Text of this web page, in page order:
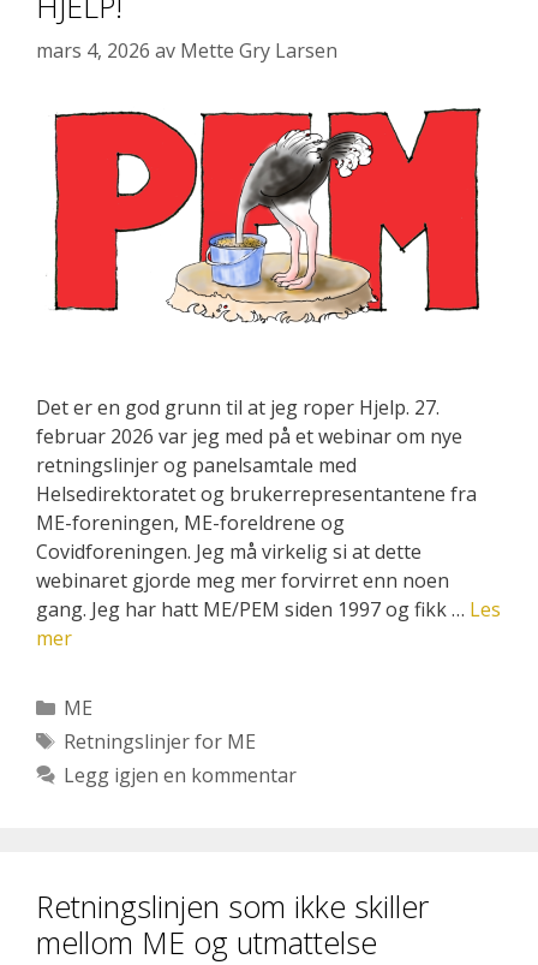
mars 4, 2026 av Mette Gry Larsen
Det er en god grunn til at jeg roper Hjelp. 27.
februar 2026 var jeg med på et webinar om nye
retningslinjer og panelsamtale med
Helsedirektoratet og brukerrepresentantene fra
ME-foreningen, ME-foreldrene og
Covidforeningen. Jeg må virkelig si at dette
webinaret gjorde meg mer forvirret enn noen
gang. Jeg har hatt ME/PEM siden 1997 og fikk … Les
mer
Kategorier
ME
Stikkord
Retningslinjer for ME
Legg igjen en kommentar
Retningslinjen som ikke skiller
mellom ME og utmattelse